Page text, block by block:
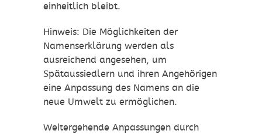
einheitlich bleibt.
Hinweis: Die Möglichkeiten der
Namenserklärung werden als
ausreichend angesehen, um
Spätaussiedlern und ihren Angehörigen
eine Anpassung des Namens an die
neue Umwelt zu ermöglichen.
Weitergehende Anpassungen durch